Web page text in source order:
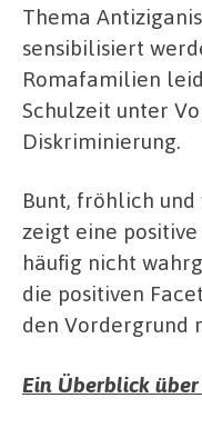
Thema
sensibilisiert
Romafamilien
Schulzeit unter
Diskriminierung.
Bunt, fröhlich
zeigt eine
häufig nicht
die positiven
den Vordergrund
Ein Überblick